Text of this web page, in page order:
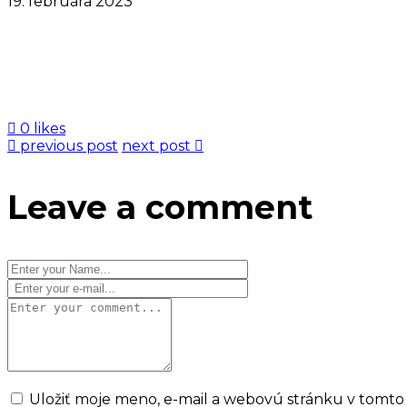
0 likes
previous post next post
Leave a comment
Uložiť moje meno, e-mail a webovú stránku v